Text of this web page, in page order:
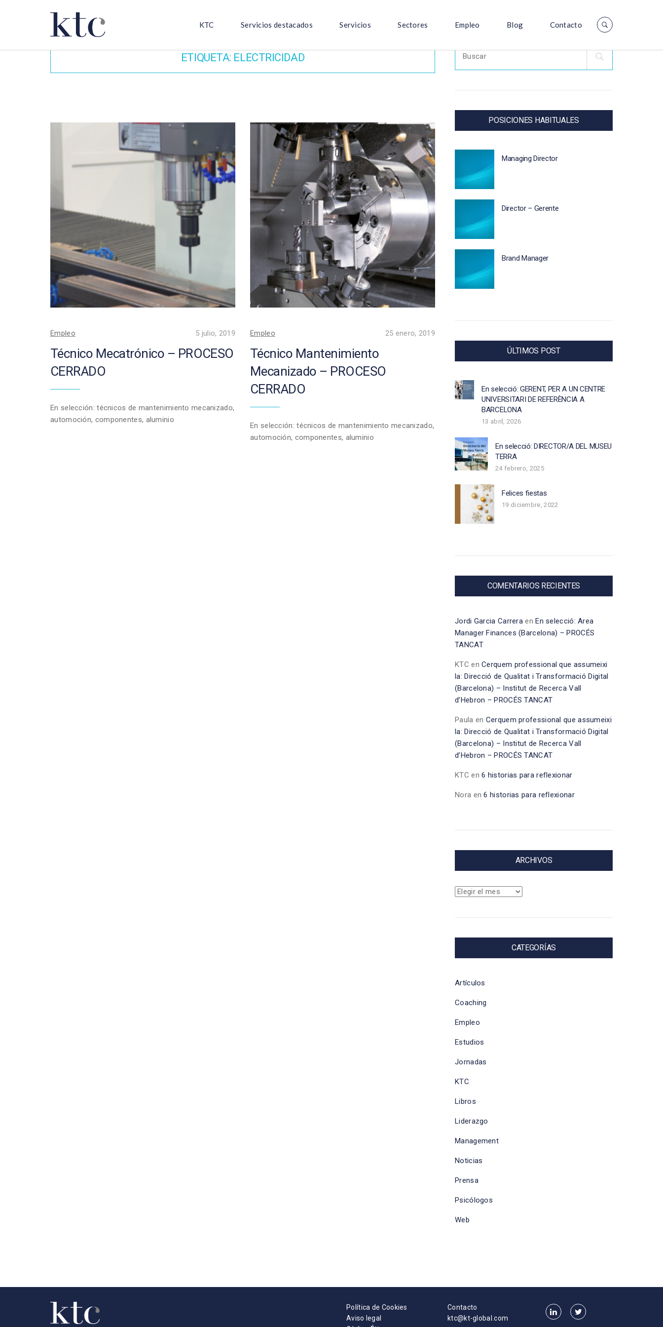
KTC Servicios destacados Servicios Sectores Empleo Blog Contacto
ETIQUETA: ELECTRICIDAD
Empleo 5 julio, 2019
Técnico Mecatrónico – PROCESO
CERRADO
En selección: técnicos de mantenimiento mecanizado,
automoción, componentes, aluminio
Empleo 25 enero, 2019
Técnico Mantenimiento
Mecanizado – PROCESO
CERRADO
En selección: técnicos de mantenimiento mecanizado,
automoción, componentes, aluminio
Search
for:
POSICIONES HABITUALES
Managing Director
Director – Gerente
Brand Manager
ÚLTIMOS POST
En selecció: GERENT, PER A UN CENTRE
UNIVERSITARI DE REFERÈNCIA A
BARCELONA
13 abril, 2026
En selecció: DIRECTOR/A DEL MUSEU
TERRA
24 febrero, 2025
Felices fiestas
19 diciembre, 2022
COMENTARIOS RECIENTES
Jordi Garcia Carrera enEn selecció: Area
Manager Finances (Barcelona) – PROCÉS
TANCAT
KTC enCerquem professional que assumeixi
la: Direcció de Qualitat i Transformació Digital
(Barcelona) – Institut de Recerca Vall
d’Hebron – PROCÉS TANCAT
Paula en Cerquem professional que assumeixi
la: Direcció de Qualitat i Transformació Digital
(Barcelona) – Institut de Recerca Vall
d’Hebron – PROCÉS TANCAT
KTC en6 historias para reflexionar
Nora en6 historias para reflexionar
ARCHIVOS
Archivos
CATEGORÍAS
Artículos
Coaching
Empleo
Estudios
Jornadas
KTC
Libros
Liderazgo
Management
Noticias
Prensa
Psicólogos
Web
Política de Cookies
Aviso legal
Contacto
ktc@kt-global.com